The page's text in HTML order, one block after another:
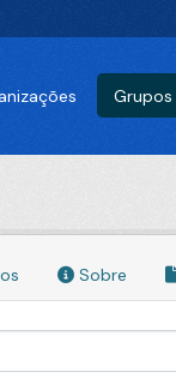
Grupos
Sobre